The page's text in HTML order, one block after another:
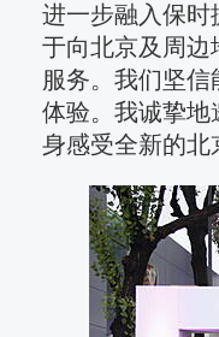
进一步融入保时
于向北京及周边
服务。我们坚
体验。我诚挚地
身感受全新的北